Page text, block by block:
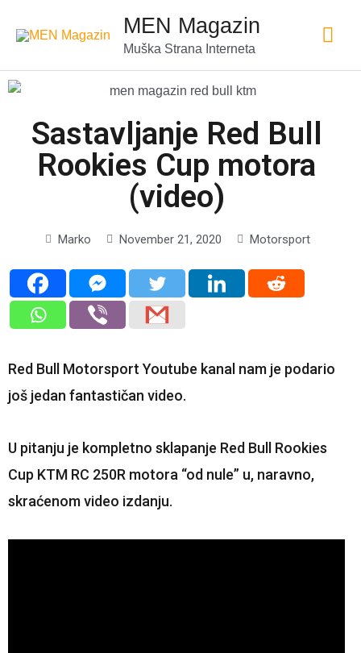
MEN Magazin
Muška Strana Interneta
Sastavljanje Red Bull
Rookies Cup motora
(video)
Marko November 21, 2020 Motorsport
Red Bull Motorsport Youtube kanal nam je podario
još jedan fantastičan video.
U pitanju je kompletno sklapanje Red Bull Rookies
Cup KTM RC 250R motora “od nule” u, naravno,
skraćenom video izdanju.